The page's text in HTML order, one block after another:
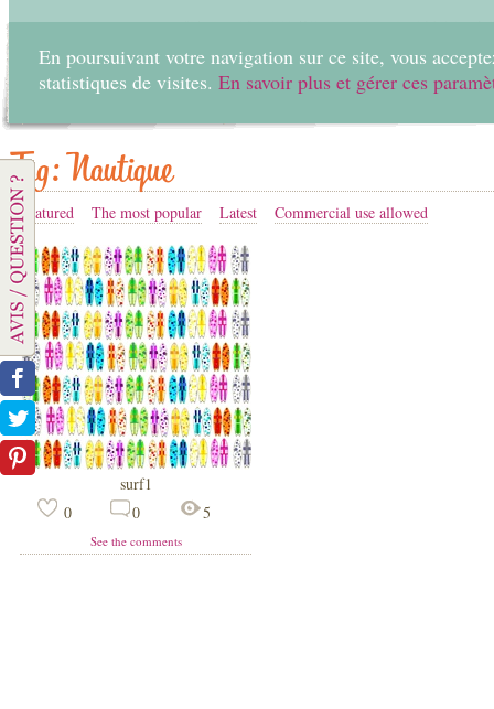
En poursuivant votre navigation sur ce site, vous
statistiques de visites. En savoir plus et gérer ces
Tag: Nautique
Featured The most popular Latest Commercial use allowed
surf1
0
0 5
See the comments